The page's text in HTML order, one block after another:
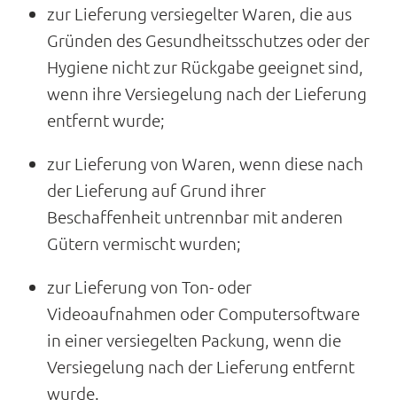
zur Lieferung versiegelter Waren, die aus
Gründen des Gesundheitsschutzes oder der
Hygiene nicht zur Rückgabe geeignet sind,
wenn ihre Versiegelung nach der Lieferung
entfernt wurde;
zur Lieferung von Waren, wenn diese nach
der Lieferung auf Grund ihrer
Beschaffenheit untrennbar mit anderen
Gütern vermischt wurden;
zur Lieferung von Ton- oder
Videoaufnahmen oder Computersoftware
in einer versiegelten Packung, wenn die
Versiegelung nach der Lieferung entfernt
wurde.